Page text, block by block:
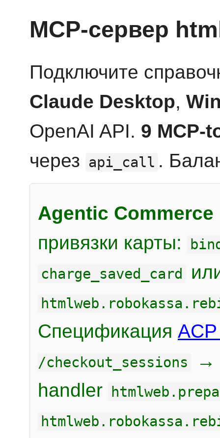
MCP-сервер
Подключите
Claude Desktop,
OpenAI API. 9 MCP-
через api_call .
Agentic Commerce
привязки карты:
charge_saved_card
Спецификация
/checkout_sessions
handler